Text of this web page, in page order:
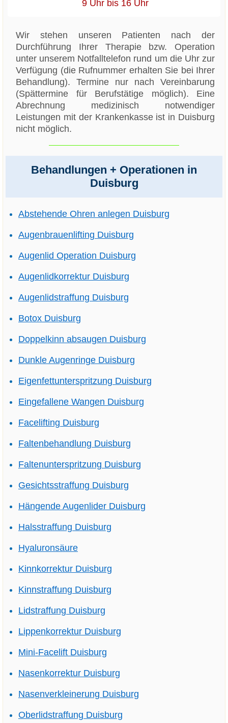
9 Uhr bis 16 Uhr
Wir stehen unseren Patienten nach der
Durchführung Ihrer Therapie bzw. Operation
unter unserem Notfalltelefon rund um die Uhr zur
Verfügung (die Rufnummer erhalten Sie bei Ihrer
Behandlung). Termine nur nach Vereinbarung
(Spättermine für Berufstätige möglich). Eine
Abrechnung medizinisch notwendiger
Leistungen mit der Krankenkasse ist in Duisburg
nicht möglich.
Behandlungen + Operationen in
Duisburg
Abstehende Ohren anlegen Duisburg
Augenbrauenlifting Duisburg
Augenlid Operation Duisburg
Augenlidkorrektur Duisburg
Augenlidstraffung Duisburg
Botox Duisburg
Doppelkinn absaugen Duisburg
Dunkle Augenringe Duisburg
Eigenfettunterspritzung Duisburg
Eingefallene Wangen Duisburg
Facelifting Duisburg
Faltenbehandlung Duisburg
Faltenunterspritzung Duisburg
Gesichtsstraffung Duisburg
Hängende Augenlider Duisburg
Halsstraffung Duisburg
Hyaluronsäure
Kinnkorrektur Duisburg
Kinnstraffung Duisburg
Lidstraffung Duisburg
Lippenkorrektur Duisburg
Mini-Facelift Duisburg
Nasenkorrektur Duisburg
Nasenverkleinerung Duisburg
Oberlidstraffung Duisburg